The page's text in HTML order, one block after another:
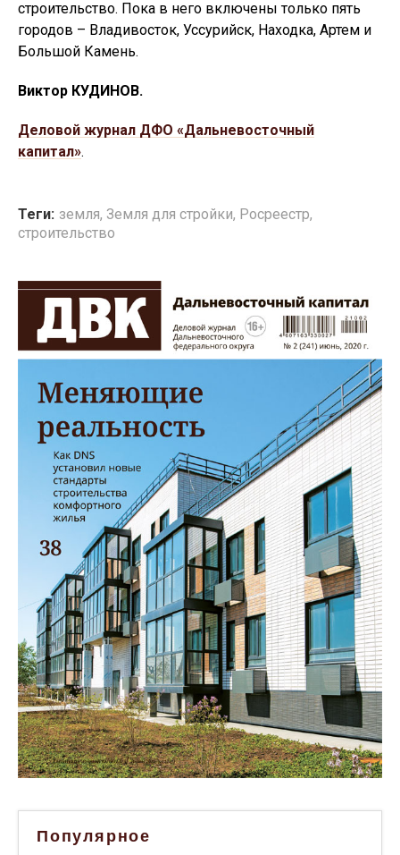
строительство. Пока в него включены только пять
городов – Владивосток, Уссурийск, Находка, Артем и
Большой Камень.
Виктор КУДИНОВ.
Деловой журнал ДФО «Дальневосточный
капитал».
Теги: земля, Земля для стройки, Росреестр,
строительство
Популярное